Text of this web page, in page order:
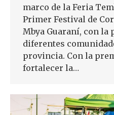
marco de la Feria
Primer Festival de
Mbya Guaraní, con la
diferentes
provincia. Con la
fortalecer la…